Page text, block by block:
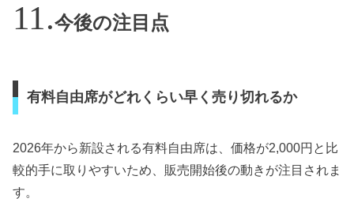
今後の注目点
有料自由席がどれくらい早く売り切れるか
2026年から新設される有料自由席は、価格が2,000円と比
較的手に取りやすいため、販売開始後の動きが注目されま
す。